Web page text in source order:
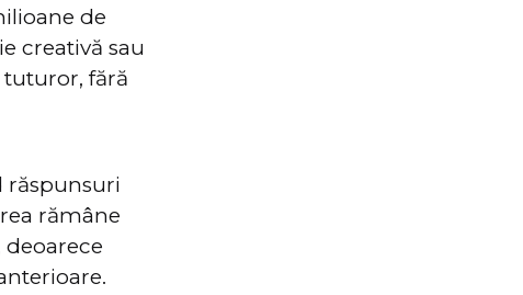
de
creativă sau
tuturor, fără
răspunsuri
rămâne